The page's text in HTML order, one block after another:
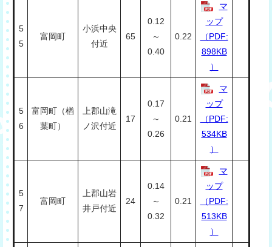
5
5
富岡町
小浜中央
付近
65
0.12
～
0.40
0.22
マ
ップ
（PDF:
898KB
）
5
6
富岡町（楢
葉町）
上郡山滝
ノ沢付近
17
0.17
～
0.26
0.21
マ
ップ
（PDF:
534KB
）
5
7
富岡町
上郡山岩
井戸付近
24
0.14
～
0.32
0.21
マ
ップ
（PDF:
513KB
）